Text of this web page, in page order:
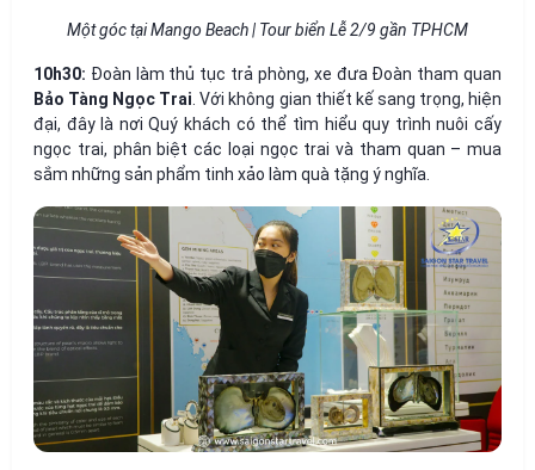
Một góc tại Mango Beach | Tour biển Lễ 2/9 gần TPHCM
10h30: Đoàn làm thủ tục trả phòng, xe đưa Đoàn tham quan
Bảo Tàng Ngọc Trai. Với không gian thiết kế sang trọng, hiện
đại, đây là nơi Quý khách có thể tìm hiểu quy trình nuôi cấy
ngọc trai, phân biệt các loại ngọc trai và tham quan – mua
sắm những sản phẩm tinh xảo làm quà tặng ý nghĩa.